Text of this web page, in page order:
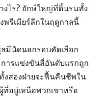
งไร? ยักษ์ใหญ่ที่ดิ้นรนทั้ง
รีเมียร์ลีกในฤดูกาลนี้
ลมีนัดนอกรอบคัดเลือก
ารแข่งขันสี่อันดับแรกถูก
งสองฝ่ายจะฟื้นคืนชีพใน
อยู่เหนือพวกเขาหรือ